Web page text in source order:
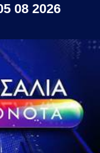
08 2026